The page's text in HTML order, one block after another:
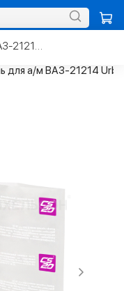
для а/м ВАЗ-21214